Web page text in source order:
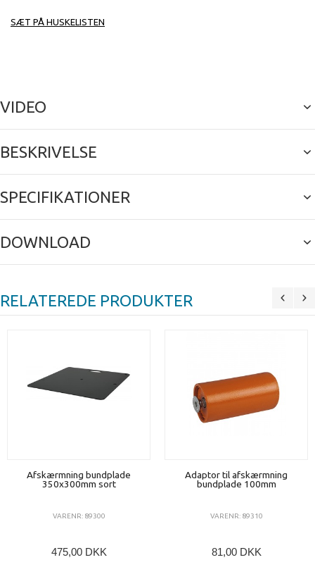
SÆT PÅ HUSKELISTEN
VIDEO
BESKRIVELSE
SPECIFIKATIONER
DOWNLOAD
RELATEREDE PRODUKTER
Afskærmning bundplade
350x300mm sort
VARENR: 89300
475,00 DKK
Adaptor til afskærmning
bundplade 100mm
VARENR: 89310
81,00 DKK